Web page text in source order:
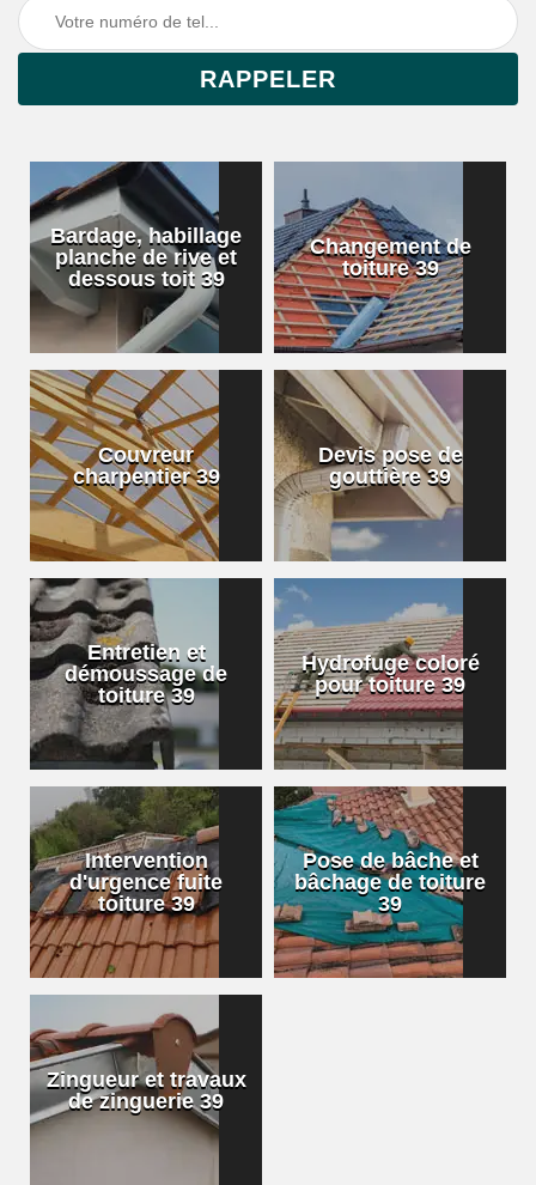
Bardage, habillage
planche de rive et
dessous toit 39
Changement de
toiture 39
Couvreur
charpentier 39
Devis pose de
gouttière 39
Entretien et
démoussage de
toiture 39
Hydrofuge coloré
pour toiture 39
Intervention
d'urgence fuite
toiture 39
Pose de bâche et
bâchage de toiture
39
Zingueur et travaux
de zinguerie 39